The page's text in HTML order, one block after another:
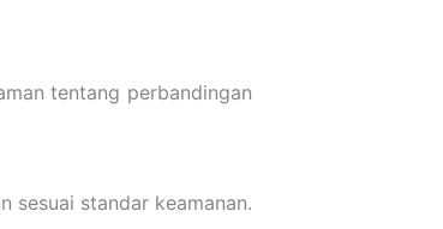
tentang perbandingan
sesuai standar keamanan.